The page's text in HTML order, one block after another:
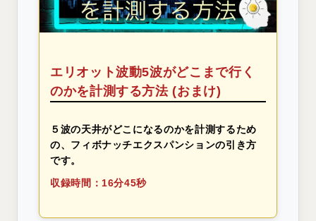
エリオット波動5波がどこまで行く
のかを計測する方法 (おまけ)
５波の天井がどこになるのかを計測するため
の、フィボナッチエクスパンションの引き方
です。
収録時間：16分45秒